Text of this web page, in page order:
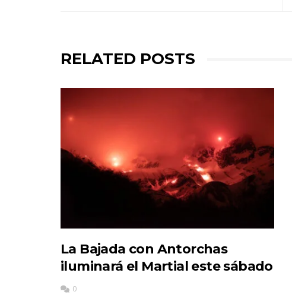
RELATED POSTS
La Bajada con Antorchas
iluminará el Martial este sábado
0